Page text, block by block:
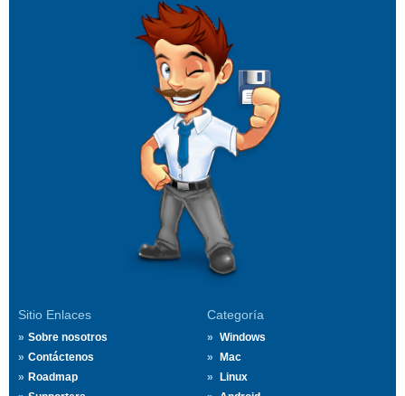
Sitio Enlaces
Sobre nosotros
Contáctenos
Roadmap
Categoría
Windows
Mac
Linux